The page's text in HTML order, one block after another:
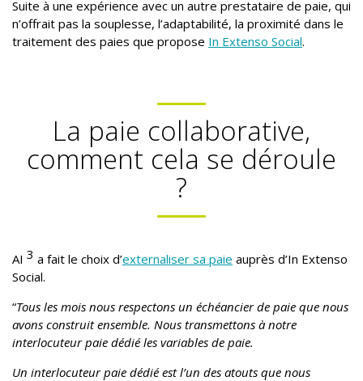
Suite à une expérience avec un autre prestataire de paie, qui
n’offrait pas la souplesse, l’adaptabilité, la proximité dans le
traitement des paies que propose In Extenso Social.
La paie collaborative,
comment cela se déroule
?
AI 3 a fait le choix d’externaliser sa paie auprès d’In Extenso
Social.
“Tous les mois nous respectons un échéancier de paie que nous
avons construit ensemble. Nous transmettons à notre
interlocuteur paie dédié les variables de paie.
Un interlocuteur paie dédié est l’un des atouts que nous